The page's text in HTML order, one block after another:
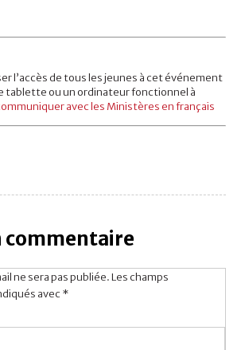
l’accès de tous les jeunes à cet événement
tablette ou un ordinateur fonctionnel à
avec les Ministères en français
commentaire
ne sera pas publiée.Les champs
avec *